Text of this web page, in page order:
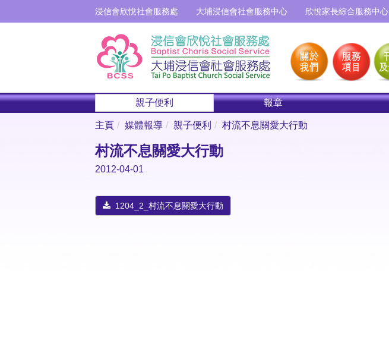
浸信會欣悅社會服務處 大埔浸信會社會服務中心 欣悅家長綜合服務中心
親子便利 報章
主頁 媒體報導 親子便利 村流不息關愛大行動
村流不息關愛大行動
2012-04-01
1204_2_村流不息關愛大行動